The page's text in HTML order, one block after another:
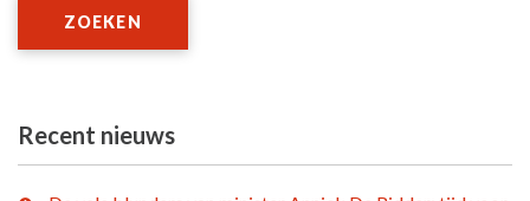
ZOEKEN
Recent nieuws